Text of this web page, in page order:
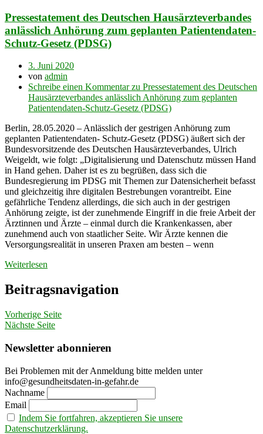
Pressestatement des Deutschen Hausärzteverbandes
anlässlich Anhörung zum geplanten Patientendaten-
Schutz-Gesetz (PDSG)
3. Juni 2020
von admin
Schreibe einen Kommentarzu Pressestatement des Deutschen
Hausärzteverbandes anlässlich Anhörung zum geplanten
Patientendaten-Schutz-Gesetz (PDSG)
Berlin, 28.05.2020 – Anlässlich der gestrigen Anhörung zum
geplanten Patientendaten- Schutz-Gesetz (PDSG) äußert sich der
Bundesvorsitzende des Deutschen Hausärzteverbandes, Ulrich
Weigeldt, wie folgt: „Digitalisierung und Datenschutz müssen Hand
in Hand gehen. Daher ist es zu begrüßen, dass sich die
Bundesregierung im PDSG mit Themen zur Datensicherheit befasst
und gleichzeitig ihre digitalen Bestrebungen vorantreibt. Eine
gefährliche Tendenz allerdings, die sich auch in der gestrigen
Anhörung zeigte, ist der zunehmende Eingriff in die freie Arbeit der
Ärztinnen und Ärzte – einmal durch die Krankenkassen, aber
zunehmend auch von staatlicher Seite. Wir Ärzte kennen die
Versorgungsrealität in unseren Praxen am besten – wenn
Weiterlesen
Beitragsnavigation
Vorherige Seite
Nächste Seite
Newsletter abonnieren
Bei Problemen mit der Anmeldung bitte melden unter
info@gesundheitsdaten-in-gefahr.de
Nachname
Email
Indem Sie fortfahren, akzeptieren Sie unsere
Datenschutzerklärung.